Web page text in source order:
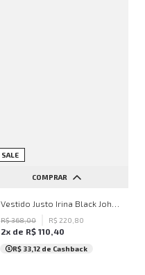
SALE
COMPRAR
PP P M G GG
R$368,00 R$ 220 80
2x de R$ 110,40
R$ 33,12 de Cashback